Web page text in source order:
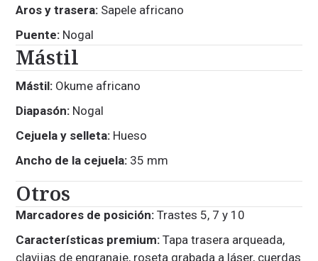
Aros y trasera: Sapele africano
Puente: Nogal
Mástil
Mástil: Okume africano
Diapasón: Nogal
Cejuela y selleta: Hueso
Ancho de la cejuela: 35 mm
Otros
Marcadores de posición:Trastes 5, 7 y 10
Características premium:Tapa trasera arqueada,
clavijas de engranaje, roseta grabada a láser, cuerdas